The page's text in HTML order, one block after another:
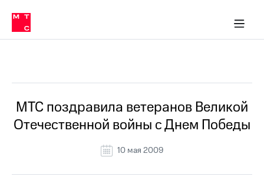
Медиа-центр
и акционерам
Устойчивое развитие
Комплаенс и деловая этика
компании
Карьера
История
компании
Руководство
в МТС
Пресс-
релизы
о технологиях
МТС поздравила ветеранов Великой
Отечественной войны с Днем Победы
10 мая 2009